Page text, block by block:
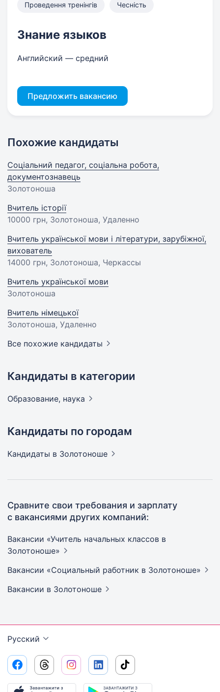
Проведення тренінгів Чесність
Знание языков
Английский — средний
Предложить вакансию
Похожие кандидаты
Соціальний педагог, соціальна робота,
документознавець
Золотоноша
Вчитель історії
10000 грн, Золотоноша, Удаленно
Вчитель української мови і літератури, зарубіжної,
вихователь
14000 грн, Золотоноша, Черкассы
Вчитель української мови
Золотоноша
Вчитель німецької
Золотоноша, Удаленно
Все похожие кандидаты
Кандидаты в категории
Образование, наука
Кандидаты по городам
Кандидаты в Золотоноше
Сравните свои требования и зарплату
с вакансиями других компаний:
Вакансии «Учитель начальных классов в
Золотоноше»
Вакансии «Социальный работник в Золотоноше»
Вакансии в Золотоноше
Русский